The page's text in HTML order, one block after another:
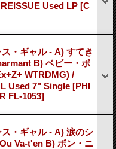
Used LP [C
・ギャル - A) すてき
B) ベビー・ポ
WTRDMG) /
Used 7" Single [PHI
FL-1053]
・ギャル - A) 涙のシ
Va-t'en B) ボン・ニ